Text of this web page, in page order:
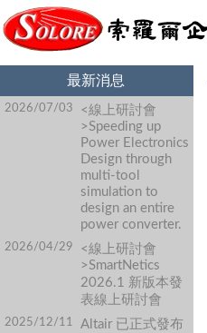
最新消息
2026/07/03
<線上研討會
>Speeding up
Power Electronics
Design through
multi-tool
simulation to
design an entire
power converter.
2026/04/29
<線上研討會
>SmartNetics
2026.1 新版本發
表線上研討會
2025/12/11
Altair 已正式發布